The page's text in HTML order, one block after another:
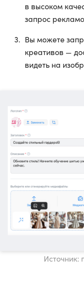
в высоком
запрос
Вы можете
креативов —
видеть на
Источник: